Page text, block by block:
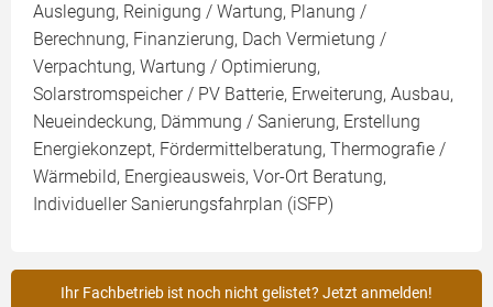
Auslegung, Reinigung / Wartung, Planung /
Berechnung, Finanzierung, Dach Vermietung /
Verpachtung, Wartung / Optimierung,
Solarstromspeicher / PV Batterie, Erweiterung, Ausbau,
Neueindeckung, Dämmung / Sanierung, Erstellung
Energiekonzept, Fördermittelberatung, Thermografie /
Wärmebild, Energieausweis, Vor-Ort Beratung,
Individueller Sanierungsfahrplan (iSFP)
Ihr Fachbetrieb ist noch nicht gelistet? Jetzt anmelden!